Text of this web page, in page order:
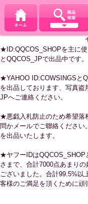
ヤフー!オー
★ID:QQCOS_SHOPを主に
とQQCOS_JPで出品中です。
★YAHOO ID:COWSINGSと
を出品しております、写真盗
JPへご連絡ください。
★悪戯入札防止のため希望落
問かメールでご聯絡くださ
を出品いたします。
★ヤフーIDはQQCOS_SHOP
さまで、合計7000点あまり
ございました。合計99.5%以
客様のご満足を頂くために頑